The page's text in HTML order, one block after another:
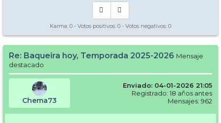
Karma: 0 - Votos positivos: 0 - Votos negativos: 0
Re: Baqueira hoy, Temporada 2025-2026 Mensaje
destacado
Chema73
Enviado: 04-01-2026 21:05
Registrado: 18 años antes
Mensajes: 962